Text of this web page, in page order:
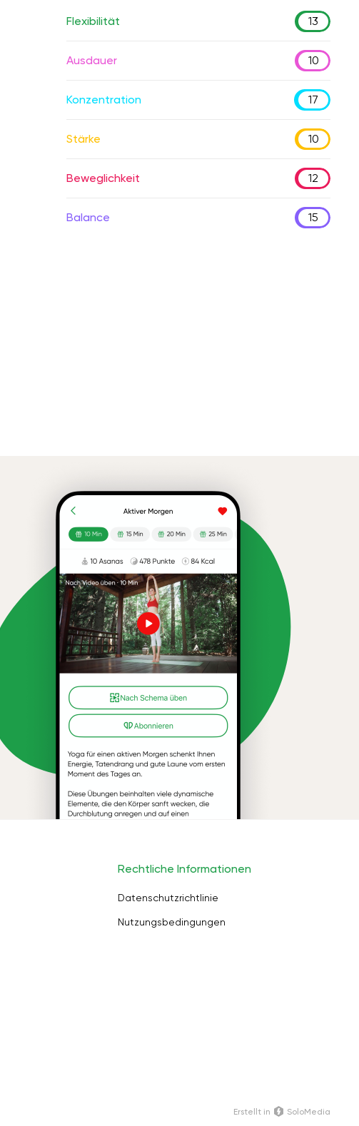
Flexibilität 13
Ausdauer 10
Konzentration 17
Stärke 10
Beweglichkeit 12
Balance 15
Rechtliche Informationen
Datenschutzrichtlinie
Nutzungsbedingungen
Erstellt in SoloMedia